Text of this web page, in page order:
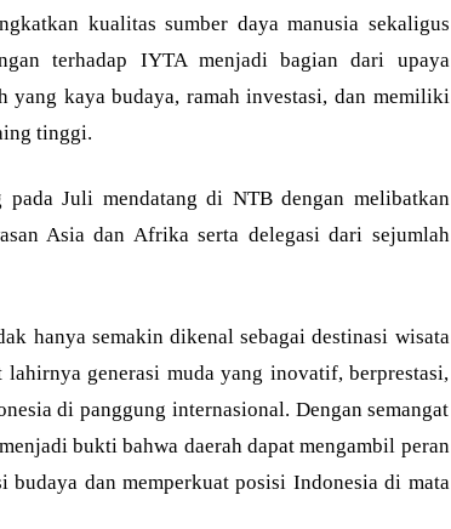
kualitas sumber daya manusia sekaligus
terhadap IYTA menjadi bagian dari upaya
yang kaya budaya, ramah investasi, dan memiliki
tinggi.
Juli mendatang di NTB dengan melibatkan
Asia dan Afrika serta delegasi dari sejumlah
hanya semakin dikenal sebagai destinasi wisata
generasi muda yang inovatif, berprestasi,
di panggung internasional. Dengan semangat
bukti bahwa daerah dapat mengambil peran
budaya dan memperkuat posisi Indonesia di mata